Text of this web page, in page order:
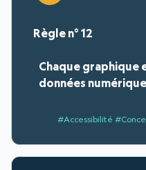
12
Chaque graphique
données
#Accessibilité